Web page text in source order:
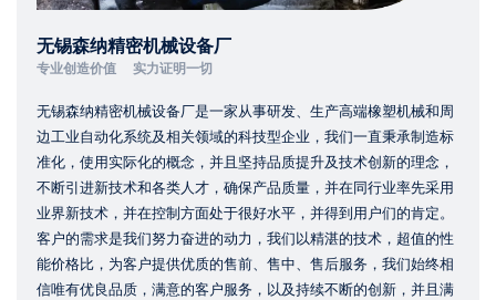
无锡森纳精密机械设备厂
专业创造价值 实力证明一切
无锡森纳精密机械设备厂是一家从事研发、生产高端橡塑机械和周
边工业自动化系统及相关领域的科技型企业，我们一直秉承制造标
准化，使用实际化的概念，并且坚持品质提升及技术创新的理念，
不断引进新技术和各类人才，确保产品质量，并在同行业率先采用
业界新技术，并在控制方面处于很好水平，并得到用户们的肯定。
客户的需求是我们努力奋进的动力，我们以精湛的技术，超值的性
能价格比，为客户提供优质的售前、售中、售后服务，我们始终相
信唯有优良品质，满意的客户服务，以及持续不断的创新，并且满